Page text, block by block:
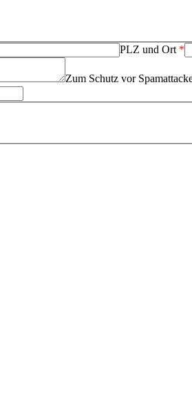
PLZ und Ort *
Zum Schutz vor